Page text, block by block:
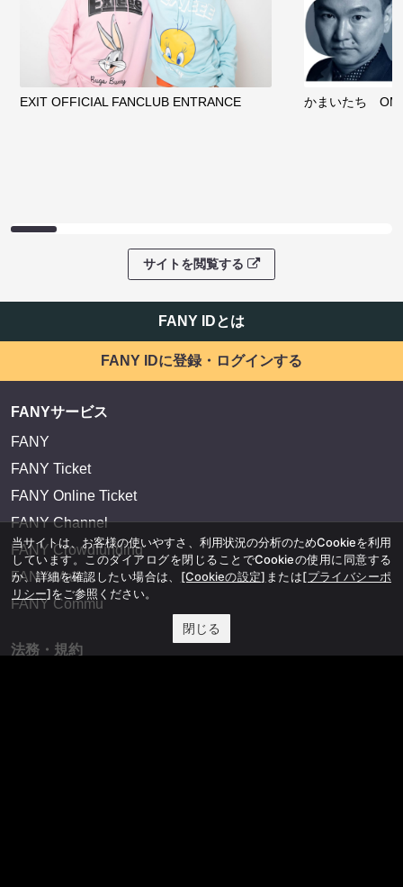
EXIT OFFICIAL FANCLUB ENTRANCE かまいたち
サイトを閲覧する
FANY IDとは
FANY IDに登録・ログインする
FANYサービス
FANY
FANY Ticket
FANY Online Ticket
FANY Channel
FANY Crowdfunding
FANY Mall
FANY Commu
法務・規約
当サイトは、お客様の使いやすさ、利用状況の分析のためCookieを利用
しています。このダイアログを閉じることでCookieの使用に同意する
か、詳細を確認したい場合は、 [Cookieの設定] または[プライバシーポ
リシー]をご参照ください。
閉じる